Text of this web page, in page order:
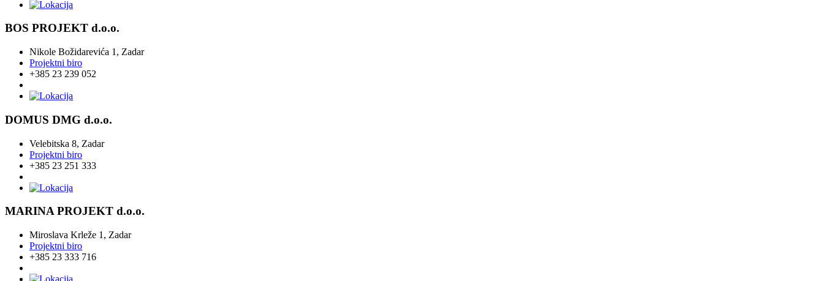
BOS PROJEKT d.o.o.
Nikole Božidarevića 1, Zadar
Projektni biro
+385 23 239 052
DOMUS DMG d.o.o.
Velebitska 8, Zadar
Projektni biro
+385 23 251 333
MARINA PROJEKT d.o.o.
Miroslava Krleže 1, Zadar
Projektni biro
+385 23 333 716